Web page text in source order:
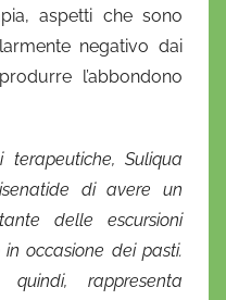
aspetti che sono
negativo dai
l’abbondono
terapeutiche, Suliqua
di avere un
delle escursioni
occasione dei pasti.
rappresenta